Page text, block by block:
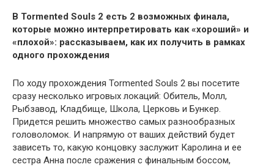
В Tormented Souls 2 есть 2 возможных финала,
которые можно интерпретировать как «хороший» и
«плохой»: рассказываем, как их получить в рамках
одного прохождения
По ходу прохождения Tormented Souls 2 вы посетите
сразу несколько игровых локаций: Обитель, Молл,
Рыбзавод, Кладбище, Школа, Церковь и Бункер.
Придется решить множество самых разнообразных
головоломок. И напрямую от ваших действий будет
зависеть то, какую концовку заслужит Каролина и ее
сестра Анна после сражения с финальным боссом,